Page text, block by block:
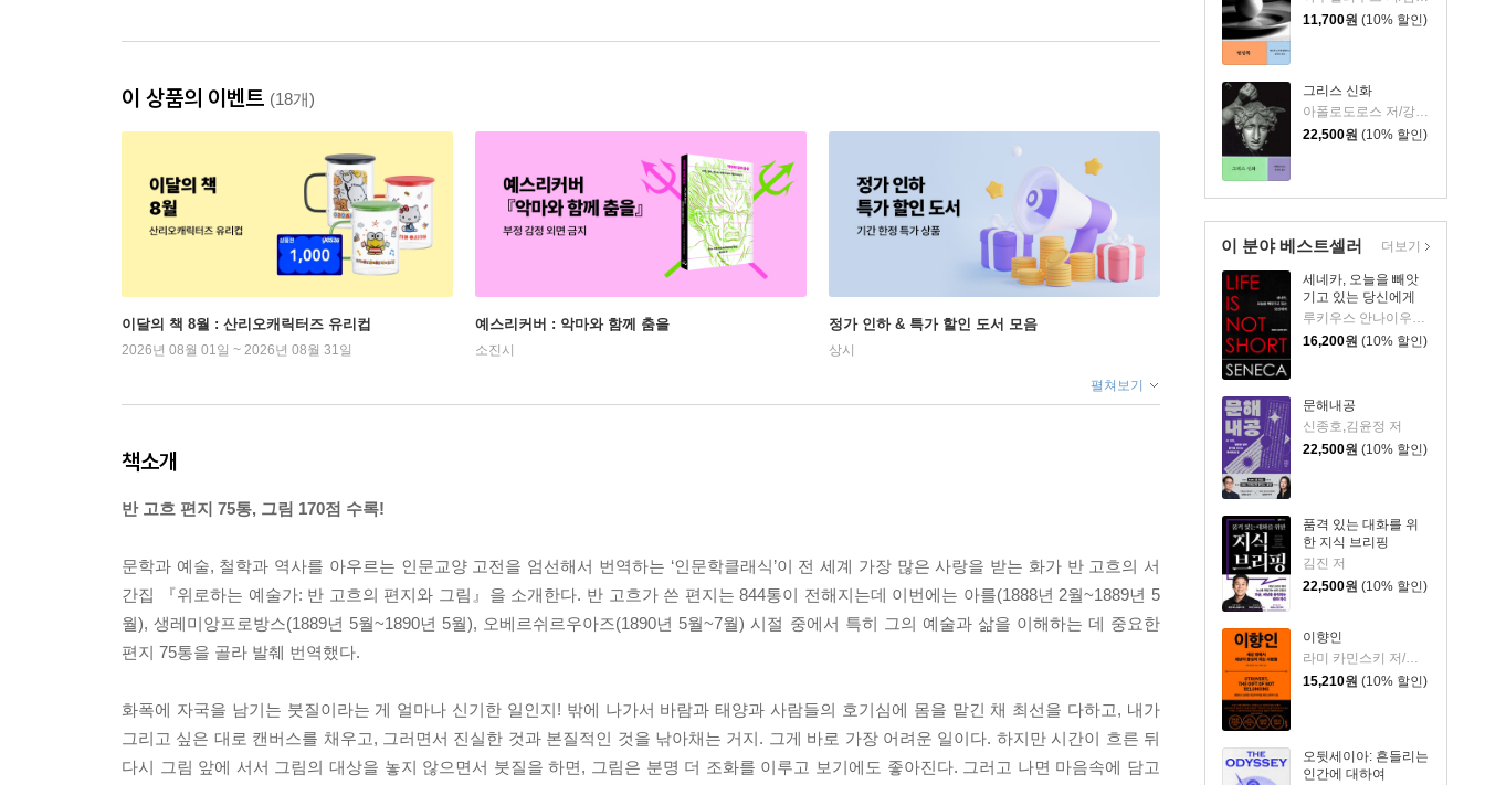
11,700원 (10% 할인)
그리스 신화
아폴로도로스 저/강대진 역
22,500원 (10% 할인)
이 분야 베스트셀러
세네카, 오늘을 빼앗
기고 있는 당신에게
루키우스 안나이우스 세네카 저/하와이 대저택 편역
16,200원 (10% 할인)
문해내공
신종호,김윤정 저
22,500원 (10% 할인)
품격 있는 대화를 위
한 지식 브리핑
김진 저
22,500원 (10% 할인)
이향인
라미 카민스키 저/최지숙 역
15,210원 (10% 할인)
오뒷세이아: 흔들리는
인간에 대하여
더보기
이 상품의 이벤트 (18개)
이달의 책 8월 : 산리오캐릭터즈 유리컵
2026년 08월 01일 ~ 2026년 08월 31일
예스리커버 : 악마와 함께 춤을
소진시
정가 인하 & 특가 할인 도서 모음
상시
펼쳐보기
책소개
반 고흐 편지 75통, 그림 170점 수록!
문학과 예술, 철학과 역사를 아우르는 인문교양 고전을 엄선해서 번역하는 ‘인문학클래식’이 전 세계 가장 많은 사랑을 받는 화가 반 고흐의 서
간집 『위로하는 예술가: 반 고흐의 편지와 그림』을 소개한다. 반 고흐가 쓴 편지는 844통이 전해지는데 이번에는 아를(1888년 2월~1889년 5
월), 생레미앙프로방스(1889년 5월~1890년 5월), 오베르쉬르우아즈(1890년 5월~7월) 시절 중에서 특히 그의 예술과 삶을 이해하는 데 중요한
편지 75통을 골라 발췌 번역했다.
화폭에 자국을 남기는 붓질이라는 게 얼마나 신기한 일인지! 밖에 나가서 바람과 태양과 사람들의 호기심에 몸을 맡긴 채 최선을 다하고, 내가
그리고 싶은 대로 캔버스를 채우고, 그러면서 진실한 것과 본질적인 것을 낚아채는 거지. 그게 바로 가장 어려운 일이다. 하지만 시간이 흐른 뒤
다시 그림 앞에 서서 그림의 대상을 놓지 않으면서 붓질을 하면, 그림은 분명 더 조화를 이루고 보기에도 좋아진다. 그러고 나면 마음속에 담고